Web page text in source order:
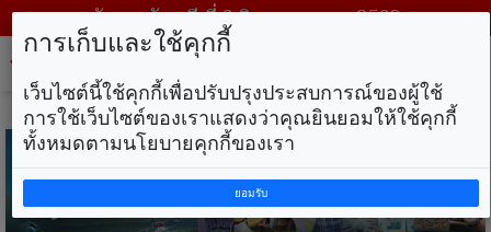
วันพฤหัสบดี ที่ 6 สิงหาคม พ.ศ. 2569
การเก็บและใช้คุกกี้
เว็บไซต์นี้ใช้คุกกี้เพื่อปรับปรุงประสบการณ์ของผู้ใช้
การใช้เว็บไซต์ของเราแสดงว่าคุณยินยอมให้ใช้คุกกี้
ทั้งหมดตามนโยบายคุกกี้ของเรา
ยอมรับ